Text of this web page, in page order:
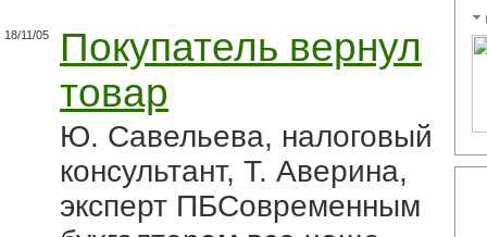
18/11/05
Покупатель вернул
товар
Ю. Савельева, налоговый
консультант, Т. Аверина,
эксперт ПБСовременным